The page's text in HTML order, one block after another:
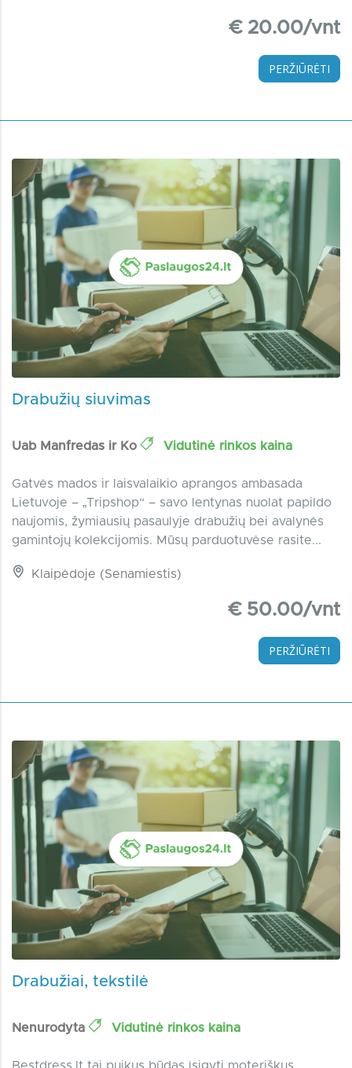
€ 20.00/vnt
PERŽIŪRĖTI
Drabužių siuvimas
Uab Manfredas ir Ko Vidutinė rinkos kaina
Gatvės mados ir laisvalaikio aprangos ambasada
Lietuvoje – „Tripshop“ – savo lentynas nuolat papildo
naujomis, žymiausių pasaulyje drabužių bei avalynės
gamintojų kolekcijomis. Mūsų parduotuvėse rasite...
Klaipėdoje (Senamiestis)
€ 50.00/vnt
PERŽIŪRĖTI
Drabužiai, tekstilė
Nenurodyta Vidutinė rinkos kaina
Bestdress.lt tai puikus būdas įsigyti moteriškus